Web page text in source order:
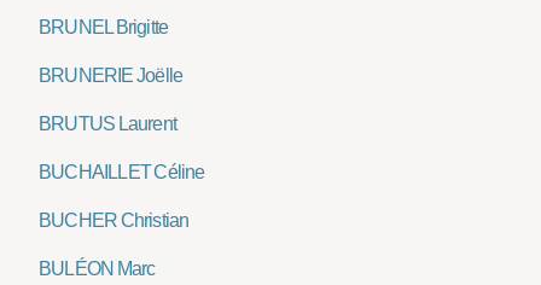
BRUNEL Brigitte
BRUNERIE Joëlle
BRUTUS Laurent
BUCHAILLET Céline
BUCHER Christian
BULÉON Marc